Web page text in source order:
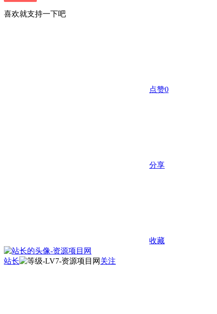
喜欢就支持一下吧
点赞0
分享
收藏
站长 关注